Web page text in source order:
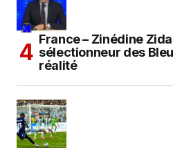
France – Zinédine
sélectionneur des
réalité